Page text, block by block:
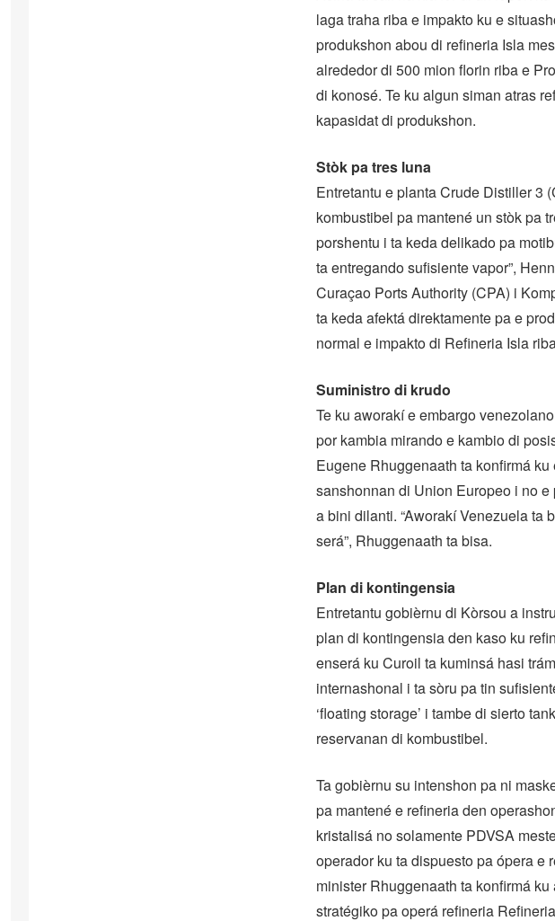
laga traha riba e impakto ku e
produkshon abou di refineria Isla
alrededor di 500 mion florin riba e
di konosé. Te ku algun siman atras
kapasidat di produkshon.
Stòk pa tres luna
Entretantu e planta Crude Distiller 3
kombustibel pa mantené un stòk pa
porshentu i ta keda delikado pa
ta entregando sufisiente vapor”,
Curaçao Ports Authority (CPA) i
ta keda afektá direktamente pa e
normal e impakto di Refineria Isla
Suministro di krudo
Te ku aworakí e embargo
por kambia mirando e kambio di
Eugene Rhuggenaath ta konfirmá
sanshonnan di Union Europeo i no
a bini dilanti. “Aworakí Venezuela ta
será”, Rhuggenaath ta bisa.
Plan di kontingensia
Entretantu gobièrnu di Kòrsou a
plan di kontingensia den kaso ku
enserá ku Curoil ta kuminsá hasi
internashonal i ta sòru pa tin
‘floating storage’ i tambe di sierto
reservanan di kombustibel.
Ta gobièrnu su intenshon pa ni
pa mantené e refineria den
kristalisá no solamente PDVSA
operador ku ta dispuesto pa ópera e
minister Rhuggenaath ta konfirmá
stratégiko pa operá refineria